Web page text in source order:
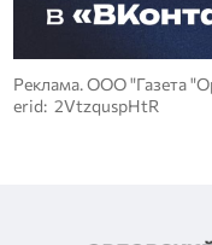
Реклама. ООО "Газета
erid: 2VtzquspHtR